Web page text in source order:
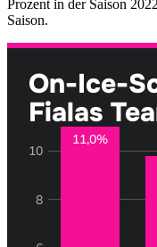
Prozent in der Saison
Saison.